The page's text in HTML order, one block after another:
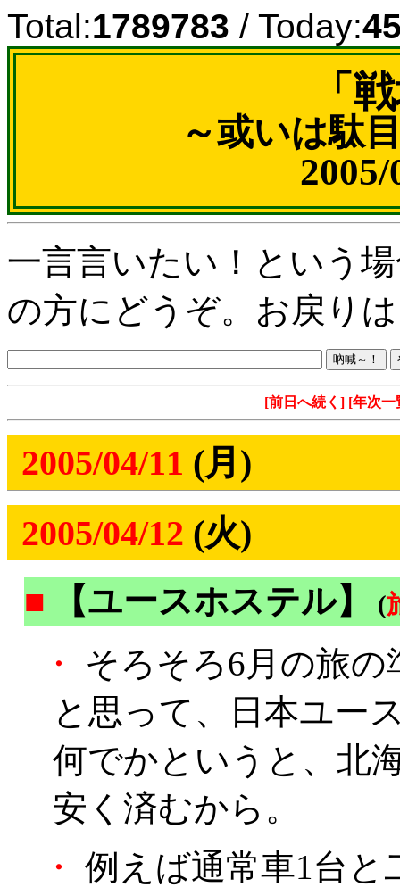
Total:1789783 / Today:
「
～或いは駄
一言言いたい！という
の方にどうぞ。お戻りは
[前日へ続く] [年次一
2005/04/11 (月)
2005/04/12 (火)
■ 【ユースホステル】 (
・
そろそろ6月の旅
と思って、日本ユー
何でかというと、北
安く済むから。
・
例えば通常車1台と